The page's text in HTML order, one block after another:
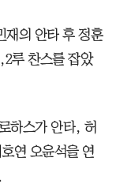
재의 안타 후 정훈
루 찬스를 잡았
하스가 안타, 허
연 오윤석을 연